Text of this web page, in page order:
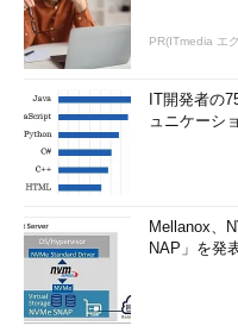
これらのサービスを開始す
SoftwareDistributionフォル
ービスが完全に起動し終わ
また、自動的に修正プログ
動作が若干重くなる可能性
後はWUあるいはMUを起
■関連リンク
Windows Update
Windows Update サ
PR(ITmedia エ
IT開発者の
ュニケーシ
Mellanox、
NAP」を発